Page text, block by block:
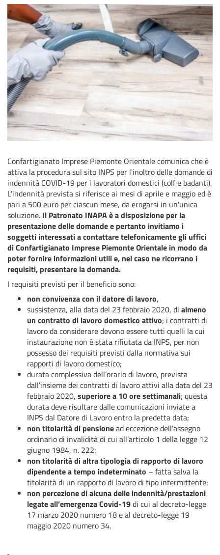
Confartigianato Imprese Piemonte Orientale comunica che è
attiva la procedura sul sito INPS per l'inoltro delle domande di
indennità COVID-19 per i lavoratori domestici (colf e badanti).
L'indennità prevista si riferisce ai mesi di aprile e maggio ed è
pari a 500 euro per ciascun mese, da erogarsi in un'unica
soluzione. Il Patronato INAPA è a disposizione per la
presentazione delle domande e pertanto invitiamo i
soggetti interessati a contattare telefonicamente gli uffici
di Confartigianato Imprese Piemonte Orientale in modo da
poter fornire informazioni utili e, nel caso ne ricorrano i
requisiti, presentare la domanda.
I requisiti previsti per il beneficio sono:
non convivenza con il datore di lavoro,
sussistenza, alla data del 23 febbraio 2020, di almeno
un contratto di lavoro domestico attivo; i contratti di
lavoro da considerare devono essere tutti quelli la cui
instaurazione non è stata rifiutata da INPS, per non
possesso dei requisiti previsti dalla normativa sui
rapporti di lavoro domestico;
durata complessiva dell’orario di lavoro, prevista
dall’insieme dei contratti di lavoro attivi alla data del 23
febbraio 2020, superiore a 10 ore settimanali; questa
durata deve risultare dalle comunicazioni inviate a
INPS dal Datore di Lavoro entro la predetta data;
non titolarità di pensionead eccezione dell’assegno
ordinario di invalidità di cui all’articolo 1 della legge 12
giugno 1984, n. 222;
non titolarità di altra tipologia di rapporto di lavoro
dipendente a tempo indeterminato – fatta salva la
titolarità di un rapporto di lavoro di tipo intermittente;
non percezione di alcuna delle indennità/prestazioni
legate all’emergenza Covid-19di cui al decreto-legge
17 marzo 2020 numero 18 e al decreto-legge 19
maggio 2020 numero 34.